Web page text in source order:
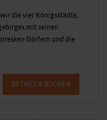
die vier Königsstädte,
mit seinen
Dörfern und die
DETAILS & BUCHEN